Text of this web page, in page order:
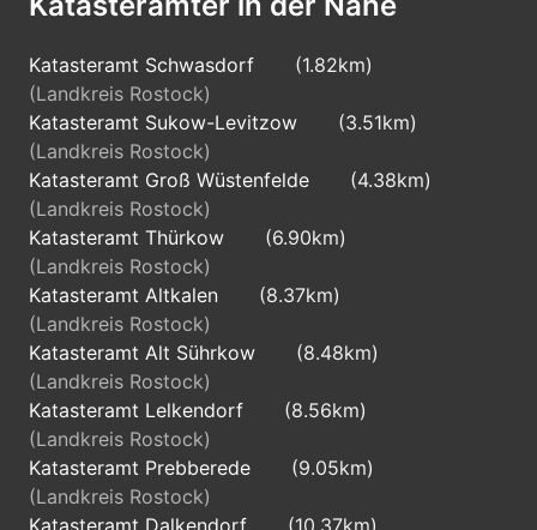
Katasteramt Schwasdorf
(1.82km)
(Landkreis Rostock)
Katasteramt Sukow-Levitzow
(3.51km)
(Landkreis Rostock)
Katasteramt Groß Wüstenfelde
(4.38km)
(Landkreis Rostock)
Katasteramt Thürkow
(6.90km)
(Landkreis Rostock)
Katasteramt Altkalen
(8.37km)
(Landkreis Rostock)
Katasteramt Alt Sührkow
(8.48km)
(Landkreis Rostock)
Katasteramt Lelkendorf
(8.56km)
(Landkreis Rostock)
Katasteramt Prebberede
(9.05km)
(Landkreis Rostock)
Katasteramt Dalkendorf
(10.37km)